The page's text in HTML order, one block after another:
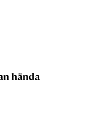
hända